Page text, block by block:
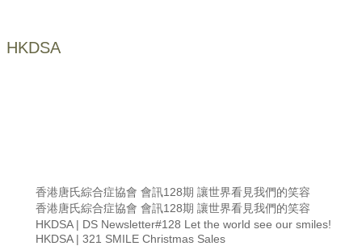
HKDSA
香港唐氏綜合症協會 會訊128期 讓世界看見我們的笑容
香港唐氏綜合症協會 會訊128期 讓世界看見我們的笑容
HKDSA | DS Newsletter#128 Let the world see our smiles!
HKDSA | 321 SMILE Christmas Sales